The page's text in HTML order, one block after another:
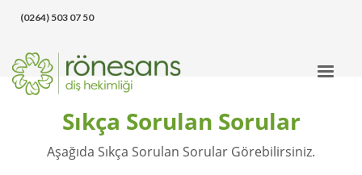
‪(0264) 503 07 50‬
Sıkça Sorulan Sorular
Aşağıda Sıkça Sorulan Sorular Görebilirsiniz.